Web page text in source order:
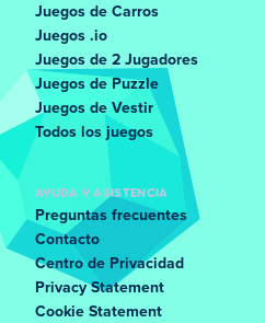
Juegos de Carros
Juegos .io
Juegos de 2 Jugadores
Juegos de Puzzle
Juegos de Vestir
Todos los juegos
AYUDA Y ASISTENCIA
Preguntas frecuentes
Contacto
Centro de Privacidad
Privacy Statement
Cookie Statement